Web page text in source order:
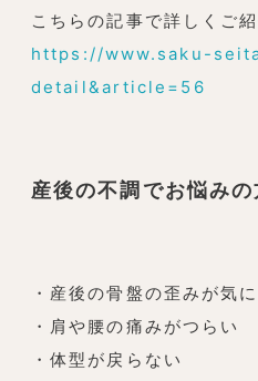
こちらの記事で詳しくご
https://www.saku-
detail&article=56
産後の不調でお悩みの
・産後の骨盤の歪みが気
・肩や腰の痛みがつらい
・体型が戻らない